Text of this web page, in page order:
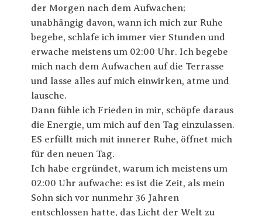
der Morgen nach dem Aufwachen;
unabhängig davon, wann ich mich zur Ruhe
begebe, schlafe ich immer vier Stunden und
erwache meistens um 02:00 Uhr. Ich begebe
mich nach dem Aufwachen auf die Terrasse
und lasse alles auf mich einwirken, atme und
lausche.
Dann fühle ich Frieden in mir, schöpfe daraus
die Energie, um mich auf den Tag einzulassen.
ES erfüllt mich mit innerer Ruhe, öffnet mich
für den neuen Tag.
Ich habe ergründet, warum ich meistens um
02:00 Uhr aufwache: es ist die Zeit, als mein
Sohn sich vor nunmehr 36 Jahren
entschlossen hatte, das Licht der Welt zu